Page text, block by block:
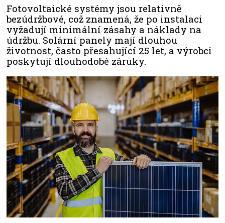
Fotovoltaické systémy jsou relativně
bezúdržbové, což znamená, že po instalaci
vyžadují minimální zásahy a náklady na
údržbu. Solární panely mají dlouhou
životnost, často přesahující 25 let, a výrobci
poskytují dlouhodobé záruky.